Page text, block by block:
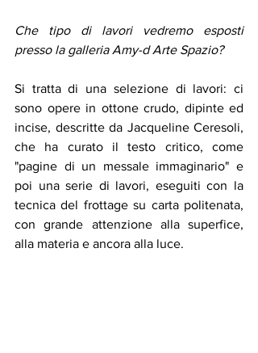
Che tipo di lavori vedremo esposti
presso la galleria Amy-d Arte Spazio?
Si tratta di una selezione di lavori: ci
sono opere in ottone crudo, dipinte ed
incise, descritte da Jacqueline Ceresoli,
che ha curato il testo critico, come
"pagine di un messale immaginario" e
poi una serie di lavori, eseguiti con la
tecnica del frottage su carta politenata,
con grande attenzione alla superfice,
alla materia e ancora alla luce.